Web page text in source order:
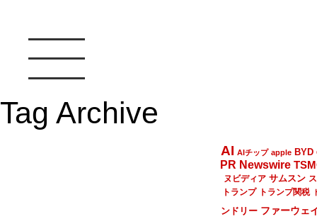
Tag Archive
AI AIチップ apple BYD
PR Newswire
ヌビディア サムスン
トランプ
トランプ関税
ンドリー ファーウェ